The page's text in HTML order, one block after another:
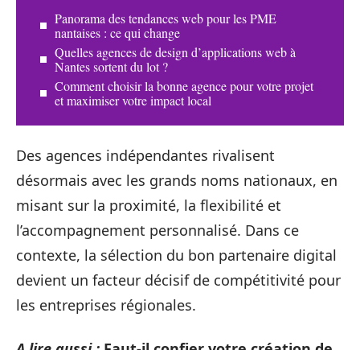
Panorama des tendances web pour les PME
nantaises : ce qui change
Quelles agences de design d’applications web à
Nantes sortent du lot ?
Comment choisir la bonne agence pour votre projet
et maximiser votre impact local
Des agences indépendantes rivalisent
désormais avec les grands noms nationaux, en
misant sur la proximité, la flexibilité et
l’accompagnement personnalisé. Dans ce
contexte, la sélection du bon partenaire digital
devient un facteur décisif de compétitivité pour
les entreprises régionales.